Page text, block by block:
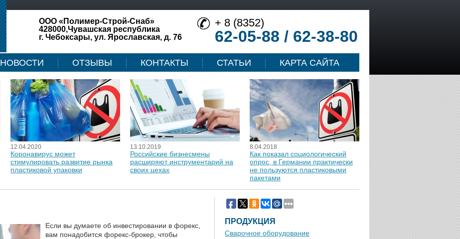
ООО «Полимер-Строй-Снаб»
428000,Чувашская республика
г. Чебоксары, ул. Ярославская, д. 76
+ 8 (8352)
62-05-88 / 62-38-80
НОВОСТИ ОТЗЫВЫ КОНТАКТЫ СТАТЬИ КАРТА САЙТА
12.04.2020
Коронавирус может
стимулировать развитие рынка
пластиковой упаковки
13.10.2019
Российские бизнесмены
расширяют инструментарий на
своих цехах
8.04.2018
Как показал социологический
опрос, в Германии практически
не пользуются пластиковыми
пакетами
Если вы думаете об инвестировании в форекс,
вам понадобится форекс-брокер, чтобы
ПРОДУКЦИЯ
Сварочное оборудование